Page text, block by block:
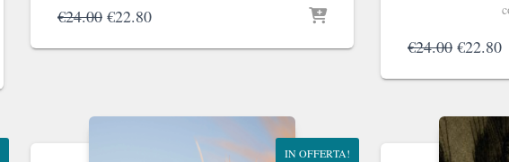
€24.00 Il
originale
€22.80Il
attuale
€24.00 Il
€24.00.
€22.80Il
IN OFFERTA!